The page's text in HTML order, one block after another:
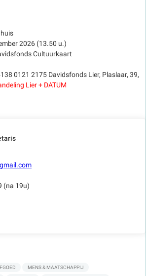
2026 (13.50 u.)
Cultuurkaart
0121 2175 Davidsfonds Lier, Plaslaar, 39,
Lier + DATUM
(na 19u)
MENS & MAATSCHAPPIJ